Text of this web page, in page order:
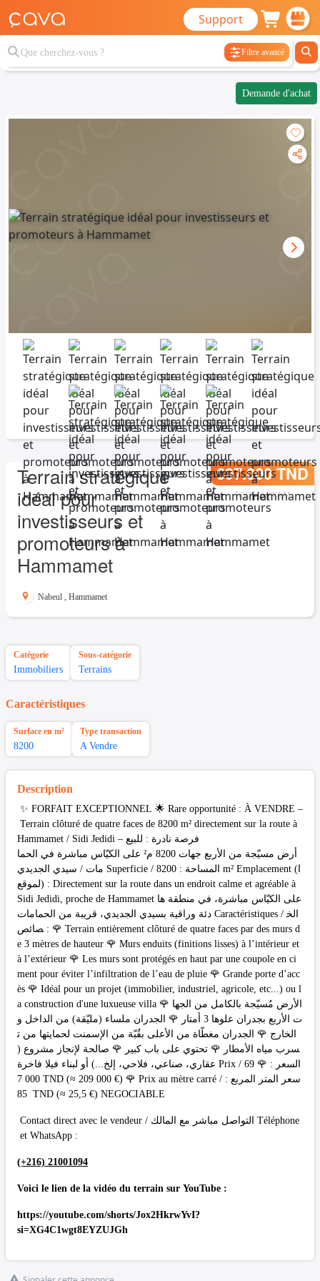
Support
Filtre avancé
Demande d'achat
Terrain stratégique
idéal pour
investisseurs et
promoteurs à
Hammamet
697.000 TND
7/6/26, 6:29 AM
Nabeul , Hammamet
Catégorie
Immobiliers
Sous-catégorie
Terrains
Caractéristiques
Surface en m²
8200
Type transaction
A Vendre
Description
✨ FORFAIT EXCEPTIONNEL 🌟 Rare opportunité : À VENDRE –
Terrain clôturé de quatre faces de 8200 m² directement sur la route à
Hammamet / Sidi Jedidi فرصة نادرة : للبيع –
أرض مسيّجة من الأربع جهات 8200 م² على الكيّاس مباشرة في الحما
مات / سيدي الجديدي Superficie / المساحة : 8200 m² Emplacement (ا
لموقع) : Directement sur la route dans un endroit calme et agréable à
Sidi Jedidi, proche de Hammamet على الكيّاس مباشرة، في منطقة ها
دئة وراقية بسيدي الجديدي، قريبة من الحمامات Caractéristiques / الخ
صائص : 🌹 Terrain entièrement clôturé de quatre faces par des murs d
e 3 mètres de hauteur 🌹 Murs enduits (finitions lisses) à l’intérieur et
à l’extérieur 🌹 Les murs sont protégés en haut par une coupole en ci
ment pour éviter l’infiltration de l’eau de pluie 🌹 Grande porte d’acc
ès 🌹 Idéal pour un projet (immobilier, industriel, agricole, etc...) ou l
a construction d'une luxueuse villa 🌹 الأرض مُسيّجة بالكامل من الجها
ت الأربع بجدران علوها 3 أمتار 🌹 الجدران ملساء (مليّقة) من الداخل و
الخارج 🌹 الجدران مغطّاة من الأعلى بقُبّة من الإسمنت لحمايتها من ت
سرب مياه الأمطار 🌹 تحتوي على باب كبير 🌹 صالحة لإنجاز مشروع (
عقاري، صناعي، فلاحي، إلخ...) أو لبناء فيلا فاخرة Prix / السعر : 🌹 69
7 000 TND (≈ 209 000 €) 🌹 Prix au mètre carré / سعر المتر المربع :
85 TND (≈ 25,5 €) NEGOCIABLE
Contact direct avec le vendeur / التواصل مباشر مع المالك Téléphone
et WhatsApp :
(+216) 21001094
Voici le lien de la vidéo du terrain sur YouTube :
https://youtube.com/shorts/Jox2HkrwYvI?
si=XG4C1wgt8EYZUJGh